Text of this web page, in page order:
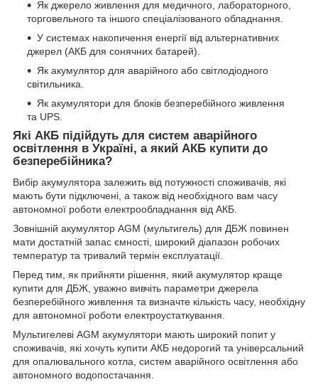
Як джерело живлення для медичного, лабораторного,
торговельного та іншого спеціалізованого обладнання.
У системах накопичення енергії від альтернативних
джерел (АКБ для сонячних батарей).
Як акумулятор для аварійного або світлодіодного
світильника.
Як акумулятори для блоків безперебійного живлення
та UPS.
Які АКБ підійдуть для систем аварійного
освітлення в Україні, а який АКБ купити до
безперебійника?
Вибір акумулятора залежить від потужності споживачів, які
мають бути підключені, а також від необхідного вам часу
автономної роботи електрообладнання від АКБ.
Зовнішній акумулятор AGM (мультигель) для ДБЖ повинен
мати достатній запас ємності, широкий діапазон робочих
температур та тривалий термін експлуатації.
Перед тим, як прийняти рішення, який акумулятор краще
купити для ДБЖ, уважно вивчіть параметри джерела
безперебійного живлення та визначте кількість часу, необхідну
для автономної роботи електроустаткування.
Мультигелеві AGM акумулятори мають широкий попит у
споживачів, які хочуть купити АКБ недорогий та універсальний
для опалювального котла, систем аварійного освітлення або
автономного водопостачання.